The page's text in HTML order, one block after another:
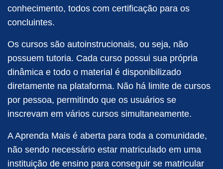
conhecimento, todos com certificação para os
concluintes.
Os cursos são autoinstrucionais, ou seja, não
possuem tutoria. Cada curso possui sua própria
dinâmica e todo o material é disponibilizado
diretamente na plataforma. Não há limite de cursos
por pessoa, permitindo que os usuários se
inscrevam em vários cursos simultaneamente.
A Aprenda Mais é aberta para toda a comunidade,
não sendo necessário estar matriculado em uma
instituição de ensino para conseguir se matricular